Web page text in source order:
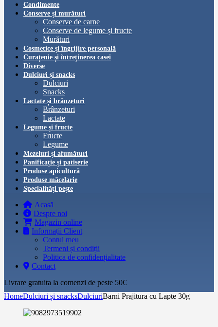
Condimente
Conserve și murături
Conserve de carne
Conserve de legume și fructe
Murături
Cosmetice și îngrijire personală
Curațenie și întreținerea casei
Diverse
Dulciuri și snacks
Dulciuri
Snacks
Lactate și brânzeturi
Brânzeturi
Lactate
Legume și fructe
Fructe
Legume
Mezeluri și afumături
Panificație și patiserie
Produse apicultură
Produse măcelarie
Specialități pește
Acasă
Despre noi
Magazin online
Informații Client
Contul meu
Termeni și condiții
Politica de confidențialitate
Contact
Livrare gratuita la comenzi de peste 50€‎
HomeDulciuri și snacksDulciuriBarni Prajitura cu Lapte 30g